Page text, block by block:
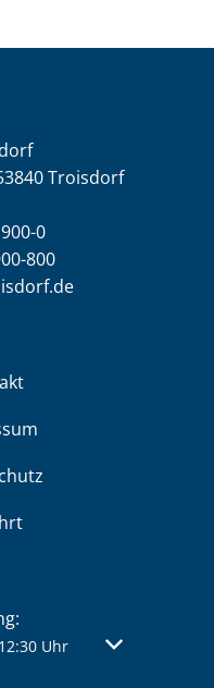
Troisdorf
0
800
oder
12:30Uhr Von 07:30